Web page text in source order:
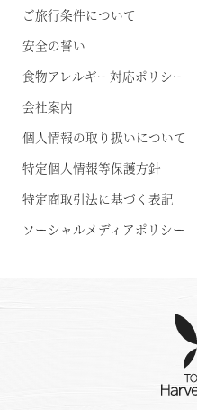
ご旅行条件について
安全の誓い
食物アレルギー対応ポリシー
会社案内
個人情報の取り扱いについて
特定個人情報等保護方針
特定商取引法に基づく表記
ソーシャルメディアポリシー